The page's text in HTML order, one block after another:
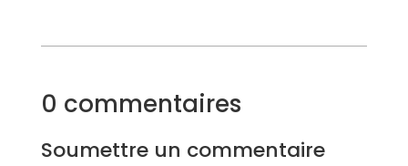
0 commentaires
Soumettre un commentaire